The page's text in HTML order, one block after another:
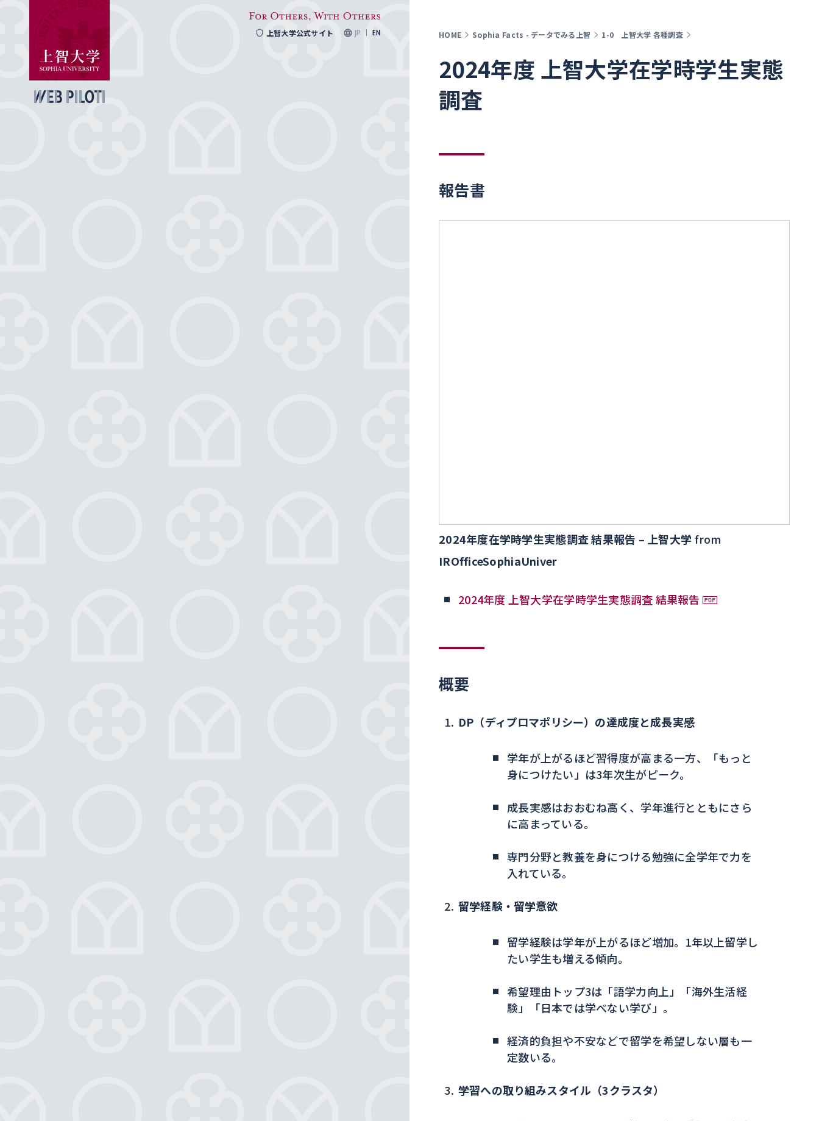
上智大学公式サイト JP EN HOME Sophia Facts - データでみる上智 1-0 上智大学 各種調査
2024年度 上智大学在学時学生実態
調査
報告書
2024年度在学時学生実態調査 結果報告 – 上智大学 from
IROfficeSophiaUniver
2024年度 上智大学在学時学生実態調査 結果報告
概要
DP （ディプロマポリシー）の達成度と成長実感
学年が上がるほど習得度が高まる一方、「もっと
身につけたい」は3年次生がピーク。
成長実感はおおむね高く、学年進行とともにさら
に高まっている。
専門分野と教養を身につける勉強に全学年で力を
入れている。
留学経験・留学意欲
留学経験は学年が上がるほど増加。1年以上留学し
たい学生も増える傾向。
希望理由トップ3は「語学力向上」「海外生活経
験」「日本では学べない学び」。
経済的負担や不安などで留学を希望しない層も一
定数いる。
学習への取り組みスタイル（3クラスタ）